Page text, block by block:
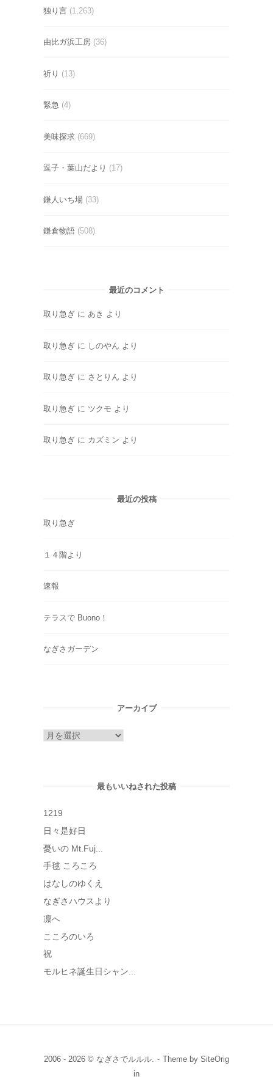
独り言 (1,263)
由比ガ浜工房 (36)
祈り (13)
緊急 (4)
美味探求 (669)
逗子・葉山だより (17)
鎌人いち場 (33)
鎌倉物語 (508)
最近のコメント
取り急ぎ に あき より
取り急ぎ に しのやん より
取り急ぎ に さとりん より
取り急ぎ に ツクモ より
取り急ぎ に カズミン より
最近の投稿
取り急ぎ
１４階より
速報
テラスで Buono！
なぎさガーデン
アーカイブ
ア
最もいいねされた投稿
1219
日々是好日
憂いの Mt.Fuj...
手毬 ころころ
はなしのゆくえ
なぎさハウスより
凛へ
こころのいろ
祝
モルヒネ誕生日シャン...
2006 - 2026 © なぎさでルルル. Theme by SiteOrig
in